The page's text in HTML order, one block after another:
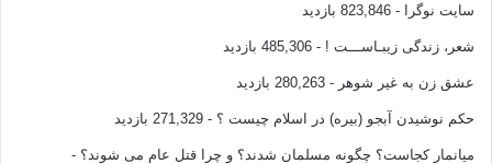
سایت نوگرا - 823,846 بازدید
شعر، زندگی زیبـاســـت ! - 485,306 بازدید
عشق زن به غیر شوهر - 280,263 بازدید
حکم نوشیدن آبجو (بیره) در اسلام چیست ؟ - 271,329 بازدید
میانمار کجاست؟ چگونه مسلمان شدند؟ و چرا قتل عام می شوند؟ -